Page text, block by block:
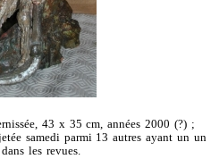
43 x 35 cm, années 2000 (?) ;
samedi parmi 13 autres ayant un un
les revues.